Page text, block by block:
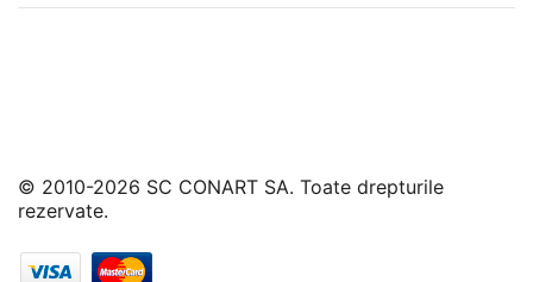
© 2010-2026 SC CONART SA. Toate drepturile
rezervate.